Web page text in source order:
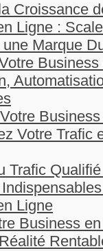
Croissance
Ligne :
Marque
Business
Votre Trafic
Trafic
Ligne
Business